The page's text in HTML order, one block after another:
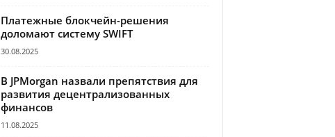
Платежные блокчейн-решения
доломают систему SWIFT
30.08.2025
В JPMorgan назвали препятствия для
развития децентрализованных
финансов
11.08.2025